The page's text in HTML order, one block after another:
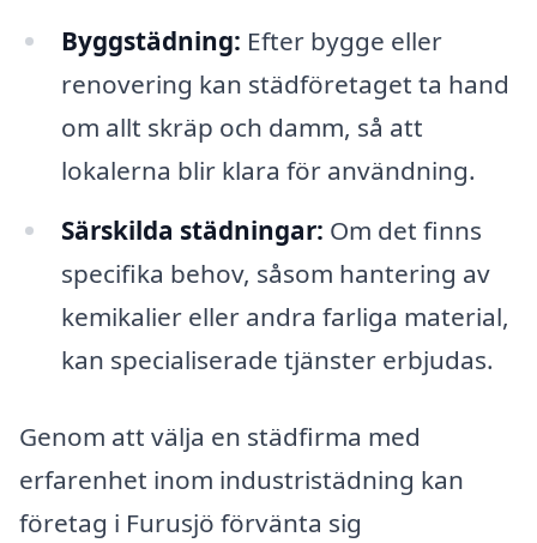
Byggstädning: Efter bygge eller
renovering kan städföretaget ta hand
om allt skräp och damm, så att
lokalerna blir klara för användning.
Särskilda städningar: Om det finns
specifika behov, såsom hantering av
kemikalier eller andra farliga material,
kan specialiserade tjänster erbjudas.
Genom att välja en städfirma med
erfarenhet inom industristädning kan
företag i Furusjö förvänta sig